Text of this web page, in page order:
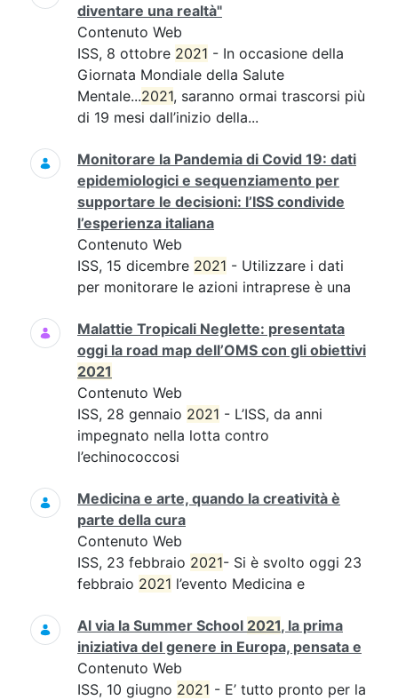
diventare una realtà"
Contenuto Web
ISS, 8 ottobre 2021 - In occasione della
Giornata Mondiale della Salute
Mentale...2021, saranno ormai trascorsi più
di 19 mesi dall’inizio della...
Monitorare la Pandemia di Covid 19: dati
epidemiologici e sequenziamento per
supportare le decisioni: l’ISS condivide
l’esperienza italiana
Contenuto Web
ISS, 15 dicembre 2021 - Utilizzare i dati
per monitorare le azioni intraprese è una
Malattie Tropicali Neglette: presentata
oggi la road map dell’OMS con gli obiettivi
2021
Contenuto Web
ISS, 28 gennaio 2021 - L’ISS, da anni
impegnato nella lotta contro
l’echinococcosi
Medicina e arte, quando la creatività è
parte della cura
Contenuto Web
ISS, 23 febbraio 2021- Si è svolto oggi 23
febbraio 2021 l’evento Medicina e
Al via la Summer School 2021, la prima
iniziativa del genere in Europa, pensata e
Contenuto Web
ISS, 10 giugno 2021 - E’ tutto pronto per la